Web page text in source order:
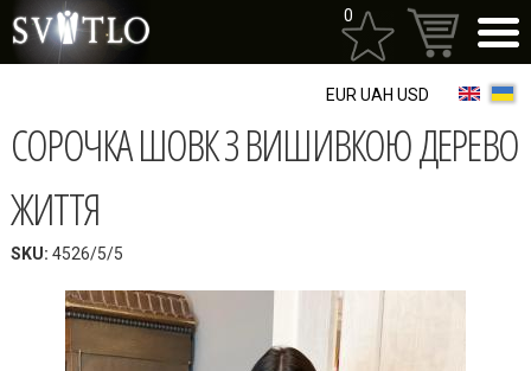
основного
0
EUR UAH USD
СОРОЧКА ШОВК З ВИШИВКОЮ ДЕРЕВО
ЖИТТЯ
SKU: 4526/5/5